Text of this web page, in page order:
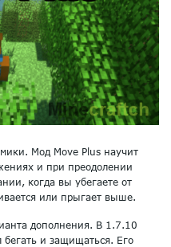
Мод Move Plus научит
и при преодолении
когда вы убегаете от
или прыгает выше.
дополнения. В 1.7.10
и защищаться. Его